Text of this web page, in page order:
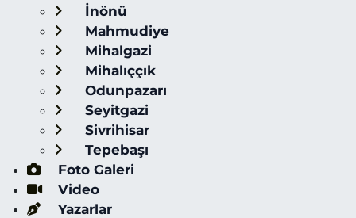
İnönü
Mahmudiye
Mihalgazi
Mihalıççık
Odunpazarı
Seyitgazi
Sivrihisar
Tepebaşı
Foto Galeri
Video
Yazarlar